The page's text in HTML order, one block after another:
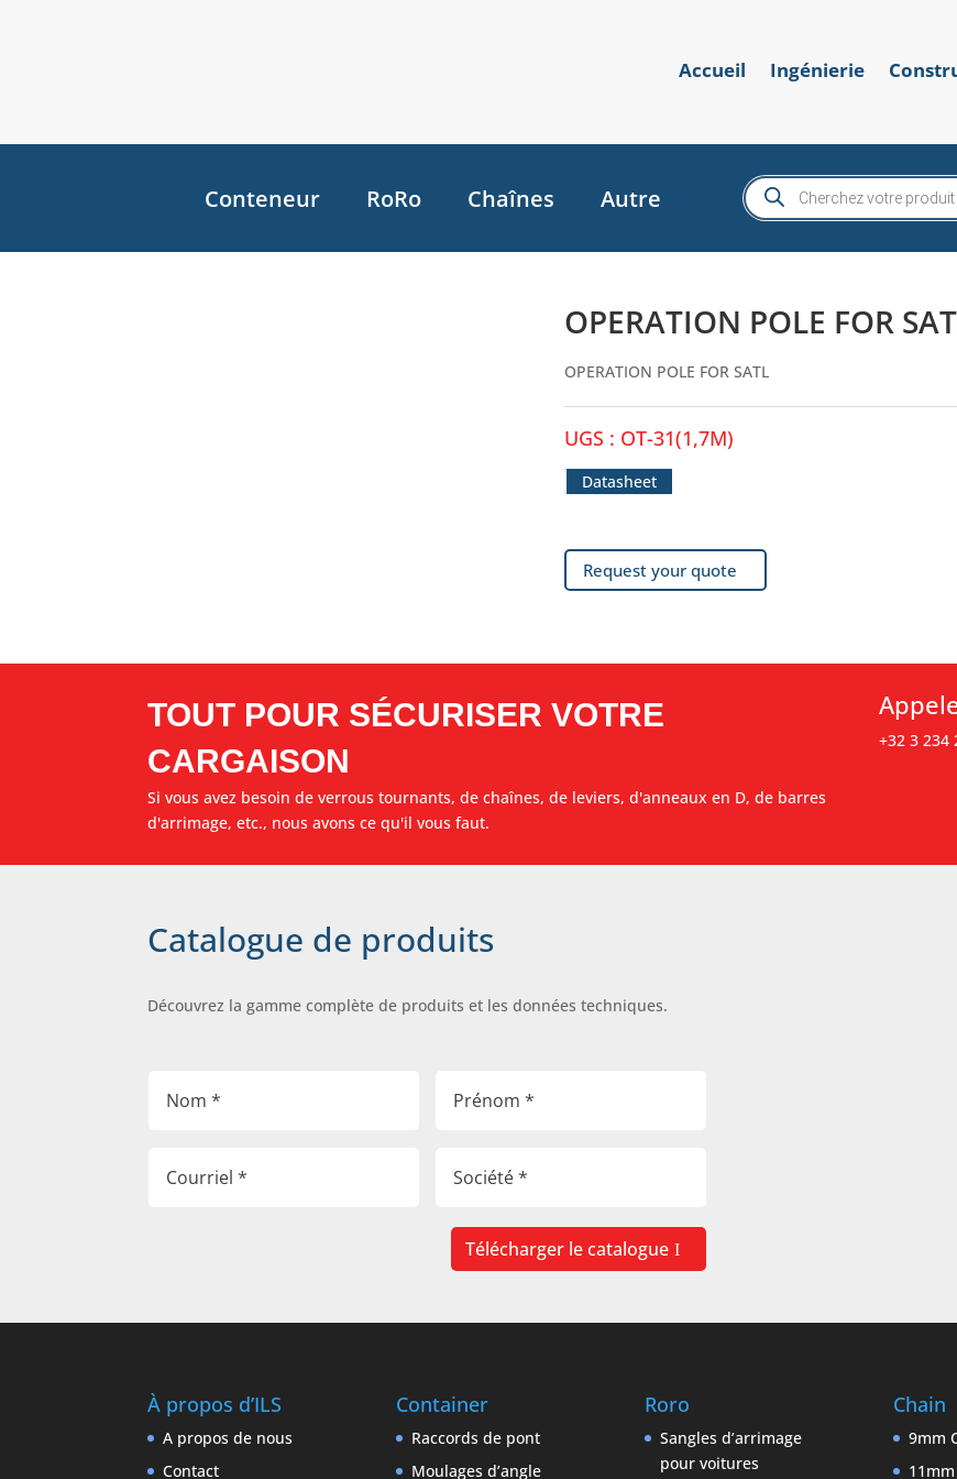
Accueil Ingénierie
Conteneur RoRo Chaînes Autre
Recherche
de
produits
OPERATION POLE FOR
OPERATION POLE FOR SATL
UGS : OT-31(1,7M)
Datasheet
Request your quote
TOUT POUR SÉCURISER VOTRE
CARGAISON
Si vous avez besoin de verrous tournants, de chaînes, de leviers, d'anneaux en D, de barres
d'arrimage, etc., nous avons ce qu'il vous faut.
+32 3 234
Catalogue de produits
Découvrez la gamme complète de produits et les données techniques.
Télécharger le catalogue
À propos d’ILS
A propos de nous
Contact
Container
Raccords de pont
Moulages d’angle
Roro
Sangles d’arrimage
pour voitures
Chain
9mm